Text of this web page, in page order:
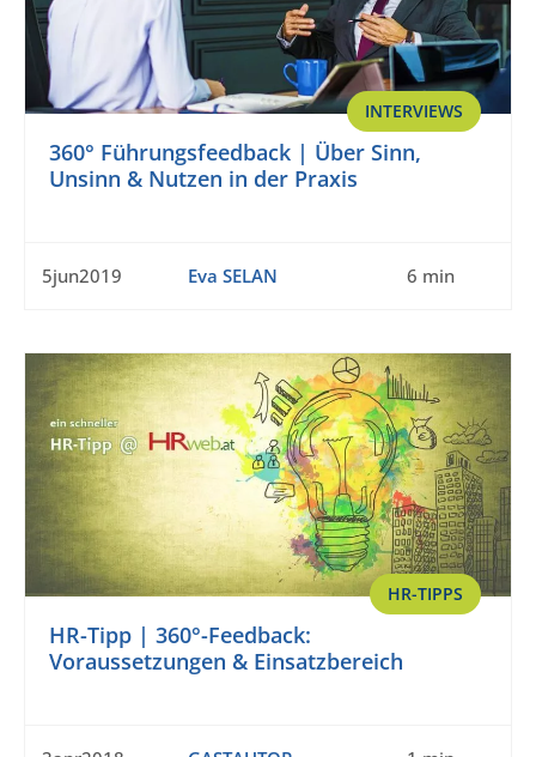
INTERVIEWS
360° Führungsfeedback | Über Sinn,
Unsinn & Nutzen in der Praxis
5jun2019 Eva SELAN 6 min
HR-TIPPS
HR-Tipp | 360°-Feedback:
Voraussetzungen & Einsatzbereich